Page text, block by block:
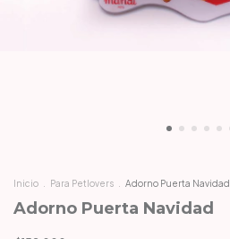
Inicio Para Petlovers Adorno Puerta Navidad
Adorno Puerta Navidad